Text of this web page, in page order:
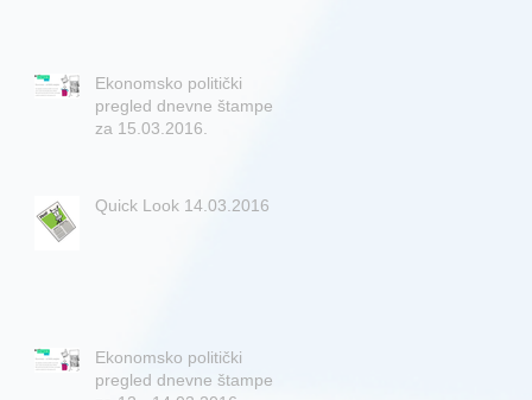
Ekonomsko politički
pregled dnevne štampe
za 15.03.2016.
Quick Look 14.03.2016
Ekonomsko politički
pregled dnevne štampe